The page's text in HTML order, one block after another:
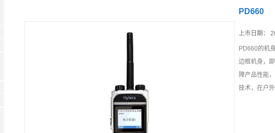
PD660
上市日期：
PD660的机
边框机身，
障产品性能
技术，在户